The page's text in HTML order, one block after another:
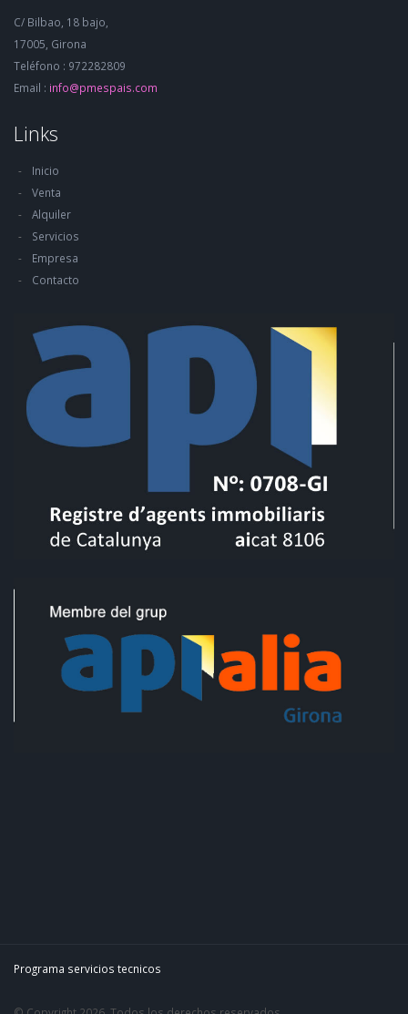
C/ Bilbao, 18 bajo,
17005, Girona
Teléfono : 972282809
Email : info@pmespais.com
Links
Inicio
Venta
Alquiler
Servicios
Empresa
Contacto
Programa servicios tecnicos